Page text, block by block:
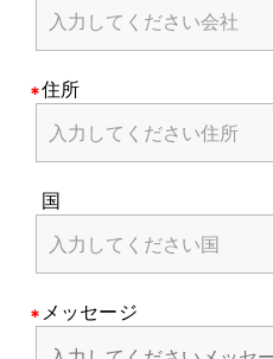
住所
国
メッセージ